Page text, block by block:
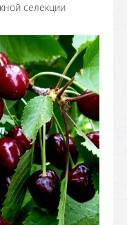
селекции